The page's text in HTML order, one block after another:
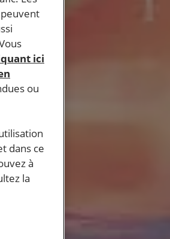
ici
ou
dans ce
à
la